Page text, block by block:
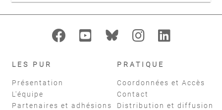
LES PUR
Présentation
L'équipe
Partenaires et adhésions
PRATIQUE
Coordonnées et Accès
Contact
Distribution et diffusion